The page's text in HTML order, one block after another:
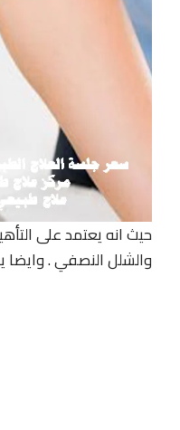
حيث انه يعتمد على
والشلل النصفي . وايضا